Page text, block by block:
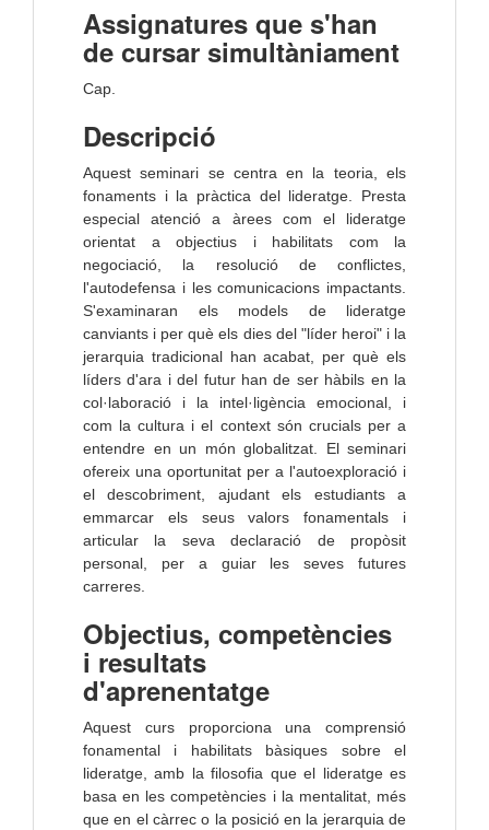
Assignatures que s'han
de cursar simultàniament
Cap.
Descripció
Aquest seminari se centra en la teoria, els
fonaments i la pràctica del lideratge. Presta
especial atenció a àrees com el lideratge
orientat a objectius i habilitats com la
negociació, la resolució de conflictes,
l'autodefensa i les comunicacions impactants.
S'examinaran els models de lideratge
canviants i per què els dies del "líder heroi" i la
jerarquia tradicional han acabat, per què els
líders d'ara i del futur han de ser hàbils en la
col·laboració i la intel·ligència emocional, i
com la cultura i el context són crucials per a
entendre en un món globalitzat. El seminari
ofereix una oportunitat per a l'autoexploració i
el descobriment, ajudant els estudiants a
emmarcar els seus valors fonamentals i
articular la seva declaració de propòsit
personal, per a guiar les seves futures
carreres.
Objectius, competències
i resultats
d'aprenentatge
Aquest curs proporciona una comprensió
fonamental i habilitats bàsiques sobre el
lideratge, amb la filosofia que el lideratge es
basa en les competències i la mentalitat, més
que en el càrrec o la posició en la jerarquia de